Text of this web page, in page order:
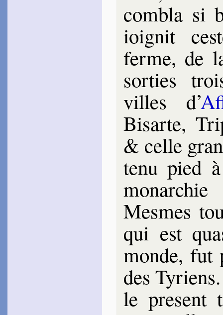
com­bla si
ioi­gnit
ferme, de
sor­ties
villes d’
Bisarte,
& celle
tenu pied
Mesmes
qui est
monde, fut
des
le pre­sent